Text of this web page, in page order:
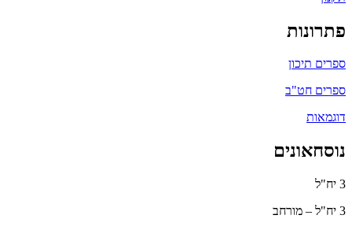
פתרונות
ספרים תיכון
ספרים חט"ב
דוגמאות
נוסחאונים
3 יח"ל
3 יח"ל – מורחב